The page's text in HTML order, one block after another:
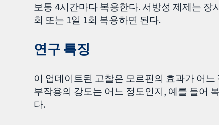
보통 4시간마다 복용한다. 서방성 제제는
회 또는 1일 1회 복용하면 된다.
연구 특징
이 업데이트된 고찰은 모르핀의 효과가 어
부작용의 강도는 어느 정도인지, 예를 들어
다.